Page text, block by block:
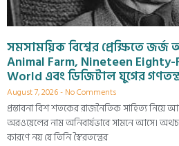
সমসাময়িক বিশ্বের প্রেক্ষিতে
Animal Farm, Nineteen
World এবং ডিজিটাল যুগের
August 7, 2026 No Comments
প্রস্তাবনা বিশ শতকের রাজনৈতিক সাহিত্য
অরওয়েলের নাম অনিবার্যভাবে সামনে আসে।
কারণে নয় যে তিনি স্বৈরতন্ত্রের